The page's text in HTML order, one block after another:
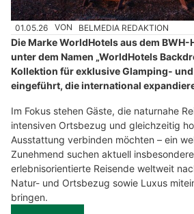
01.05.26 VON BELMEDIA REDAKTION
Die Marke WorldHotels aus dem
unter dem Namen „WorldHotels
Kollektion für exklusive Glamping-
eingeführt, die international
Im Fokus stehen Gäste, die naturnahe
intensiven Ortsbezug und gleichzeitig
Ausstattung verbinden möchten – ein
Zunehmend suchen aktuell
erlebnisorientierte Reisende weltweit
Natur- und Ortsbezug sowie Luxus
bringen.